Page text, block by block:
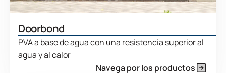
Doorbond
PVA a base de agua con una resistencia superior al
agua y al calor
Navega por los productos